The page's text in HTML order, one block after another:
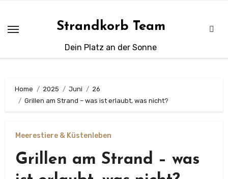
springen
Strandkorb Team
Dein Platz an der Sonne
Home 2025 Juni
26
Grillen am Strand – was ist erlaubt, was nicht?
Meerestiere & Küstenleben
Grillen am Strand – was